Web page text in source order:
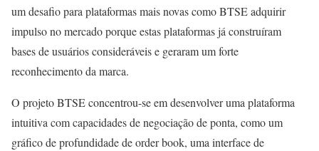
um desafio para plataformas mais novas como BTSE adquirir
impulso no mercado porque estas plataformas já construíram
bases de usuários consideráveis e geraram um forte
reconhecimento da marca.
O projeto BTSE concentrou-se em desenvolver uma plataforma
intuitiva com capacidades de negociação de ponta, como um
gráfico de profundidade de order book, uma interface de